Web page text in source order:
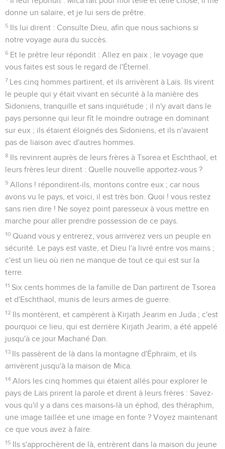
donne un salaire, et je lui sers de prêtre.
5 Ils lui dirent : Consulte Dieu, afin que nous sachions si
notre voyage aura du succès.
6 Et le prêtre leur répondit : Allez en paix ; le voyage que
vous faites est sous le regard de l'Éternel.
7 Les cinq hommes partirent, et ils arrivèrent à Laïs. Ils virent
le peuple qui y était vivant en sécurité à la manière des
Sidoniens, tranquille et sans inquiétude ; il n'y avait dans le
pays personne qui leur fît le moindre outrage en dominant
sur eux ; ils étaient éloignés des Sidoniens, et ils n'avaient
pas de liaison avec d'autres hommes.
8 Ils revinrent auprès de leurs frères à Tsorea et Eschthaol, et
leurs frères leur dirent : Quelle nouvelle apportez-vous ?
9 Allons ! répondirent-ils, montons contre eux ; car nous
avons vu le pays, et voici, il est très bon. Quoi ! vous restez
sans rien dire ! Ne soyez point paresseux à vous mettre en
marche pour aller prendre possession de ce pays.
10 Quand vous y entrerez, vous arriverez vers un peuple en
sécurité. Le pays est vaste, et Dieu l'a livré entre vos mains ;
c'est un lieu où rien ne manque de tout ce qui est sur la
terre.
11 Six cents hommes de la famille de Dan partirent de Tsorea
et d'Eschthaol, munis de leurs armes de guerre.
12 Ils montèrent, et campèrent à Kirjath Jearim en Juda ; c'est
pourquoi ce lieu, qui est derrière Kirjath Jearim, a été appelé
jusqu'à ce jour Machané Dan.
13 Ils passèrent de là dans la montagne d'Éphraïm, et ils
arrivèrent jusqu'à la maison de Mica.
14 Alors les cinq hommes qui étaient allés pour explorer le
pays de Laïs prirent la parole et dirent à leurs frères : Savez-
vous qu'il y a dans ces maisons-là un éphod, des théraphim,
une image taillée et une image en fonte ? Voyez maintenant
ce que vous avez à faire.
15 Ils s'approchèrent de là, entrèrent dans la maison du jeune